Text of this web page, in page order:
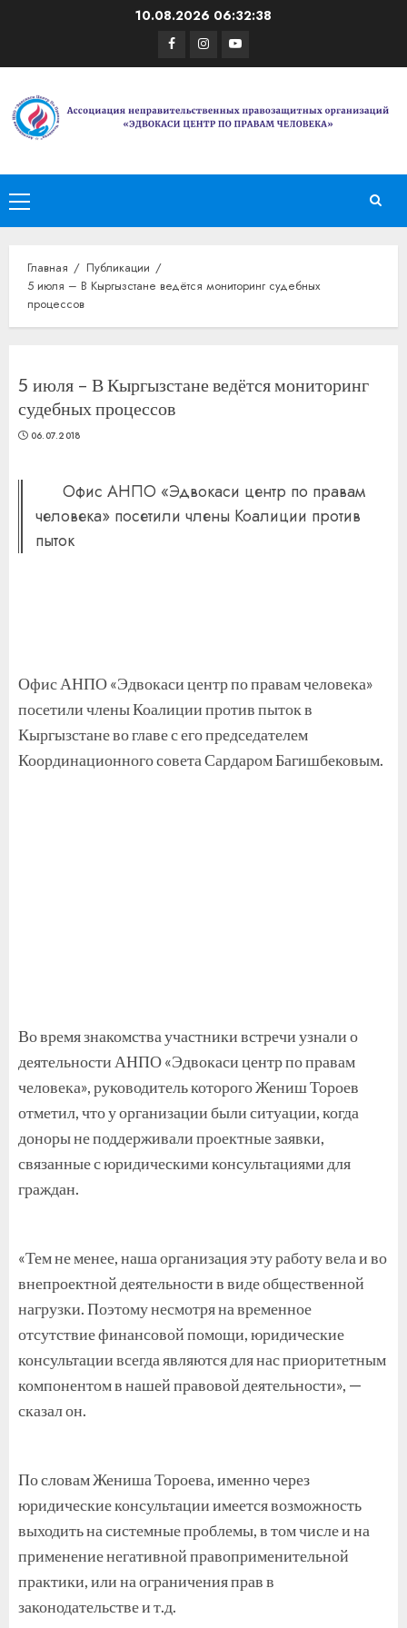
10.08.2026 06:32:39
Facebook
Instagram
Youtube
Основное
меню
Главная
Публикации
5 июля – В Кыргызстане ведётся мониторинг судебных
процессов
5 июля – В Кыргызстане ведётся мониторинг
судебных процессов
06.07.2018
Офис АНПО «Эдвокаси центр по правам
человека» посетили члены Коалиции против
пыток
Офис АНПО «Эдвокаси центр по правам человека»
посетили члены Коалиции против пыток в
Кыргызстане во главе с его председателем
Координационного совета Сардаром Багишбековым.
Во время знакомства участники встречи узнали о
деятельности АНПО «Эдвокаси центр по правам
человека», руководитель которого Жениш Тороев
отметил, что у организации были ситуации, когда
доноры не поддерживали проектные заявки,
связанные с юридическими консультациями для
граждан.
«Тем не менее, наша организация эту работу вела и во
внепроектной деятельности в виде общественной
нагрузки. Поэтому несмотря на временное
отсутствие финансовой помощи, юридические
консультации всегда являются для нас приоритетным
компонентом в нашей правовой деятельности», —
сказал он.
По словам Жениша Тороева, именно через
юридические консультации имеется возможность
выходить на системные проблемы, в том числе и на
применение негативной правоприменительной
практики, или на ограничения прав в
законодательстве и т.д.